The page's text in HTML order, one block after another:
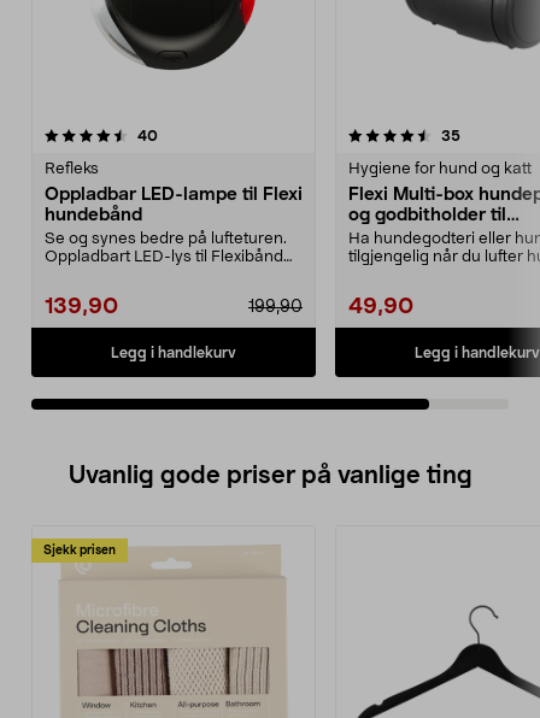
40anmeldelser
Refleks
Oppladbar LED-lampe til Flexi
hundebånd
Se og synes bedre på lufteturen.
Oppladbart LED-lys til Flexibånd
199,90
139,90
Legg i handlekurv
4.5av 5 stjerner 35
Hygiene for hund og katt
Flexi Multi-box
og godbitholder til
hundebånd
Ha hundegodteri eller
tilgjengelig når du lufter
49,90
Legg i handlekurv
Uvanlig gode priser på vanlige ting
Sjekk prisen